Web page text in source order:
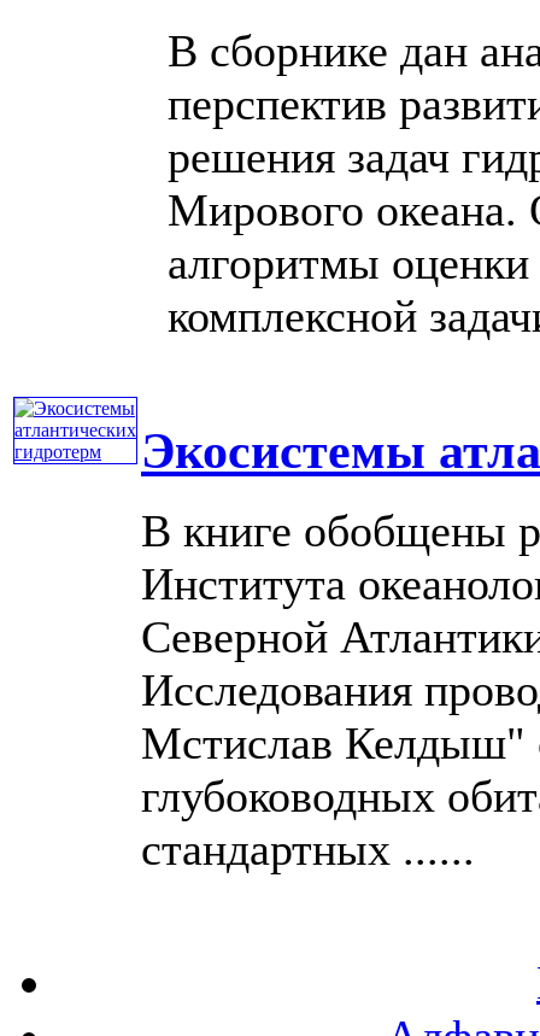
В сборнике дан
перспектив
решения задач
Мирового
алгоритмы
комплексной
Экосистемы
В книге обобщены
Института
Северной
Исследования
Мстислав Келдыш"
глубоководных
стандартных ......